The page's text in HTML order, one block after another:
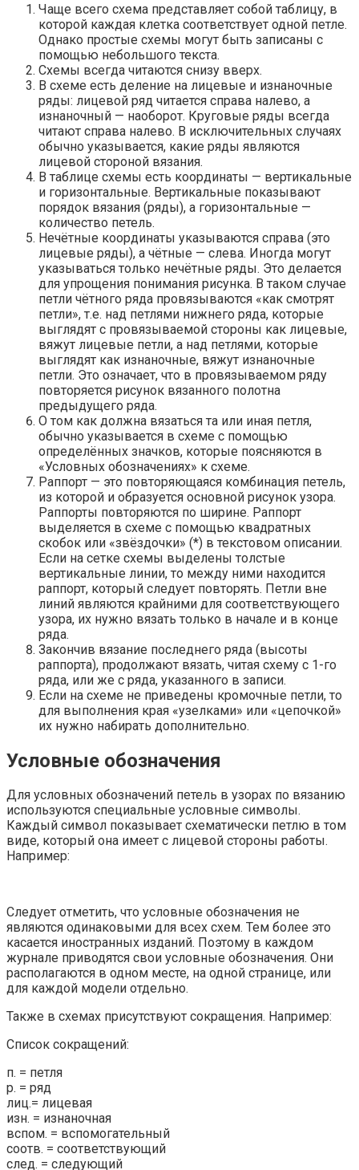
Чаще всего схема представляет собой таблицу, в
которой каждая клетка соответствует одной петле.
Однако простые схемы могут быть записаны с
помощью небольшого текста.
Схемы всегда читаются снизу вверх.
В схеме есть деление на лицевые и изнаночные
ряды: лицевой ряд читается справа налево, а
изнаночный — наоборот. Круговые ряды всегда
читают справа налево. В исключительных случаях
обычно указывается, какие ряды являются
лицевой стороной вязания.
В таблице схемы есть координаты — вертикальные
и горизонтальные. Вертикальные показывают
порядок вязания (ряды), а горизонтальные —
количество петель.
Нечётные координаты указываются справа (это
лицевые ряды), а чётные — слева. Иногда могут
указываться только нечётные ряды. Это делается
для упрощения понимания рисунка. В таком случае
петли чётного ряда провязываются «как смотрят
петли», т.е. над петлями нижнего ряда, которые
выглядят с провязываемой стороны как лицевые,
вяжут лицевые петли, а над петлями, которые
выглядят как изнаночные, вяжут изнаночные
петли. Это означает, что в провязываемом ряду
повторяется рисунок вязанного полотна
предыдущего ряда.
О том как должна вязаться та или иная петля,
обычно указывается в схеме с помощью
определённых значков, которые поясняются в
«Условных обозначениях» к схеме.
Раппорт — это повторяющаяся комбинация петель,
из которой и образуется основной рисунок узора.
Раппорты повторяются по ширине. Раппорт
выделяется в схеме с помощью квадратных
скобок или «звёздочки» (*) в текстовом описании.
Если на сетке схемы выделены толстые
вертикальные линии, то между ними находится
раппорт, который следует повторять. Петли вне
линий являются крайними для соответствующего
узора, их нужно вязать только в начале и в конце
ряда.
Закончив вязание последнего ряда (высоты
раппорта), продолжают вязать, читая схему с 1-го
ряда, или же с ряда, указанного в записи.
Если на схеме не приведены кромочные петли, то
для выполнения края «узелками» или «цепочкой»
их нужно набирать дополнительно.
Условные обозначения
Для условных обозначений петель в узорах по вязанию
используются специальные условные символы.
Каждый символ показывает схематически петлю в том
виде, который она имеет с лицевой стороны работы.
Например:
Следует отметить, что условные обозначения не
являются одинаковыми для всех схем. Тем более это
касается иностранных изданий. Поэтому в каждом
журнале приводятся свои условные обозначения. Они
располагаются в одном месте, на одной странице, или
для каждой модели отдельно.
Также в схемах присутствуют сокращения. Например:
Список сокращений:
п. = петля
р. = ряд
лиц.= лицевая
изн. = изнаночная
вспом. = вспомогательный
соотв. = соответствующий
след. = следующий